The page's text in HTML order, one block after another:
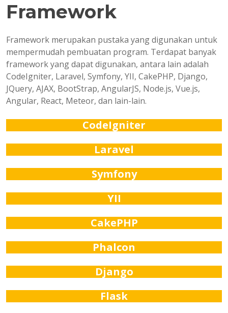
Framework
Framework merupakan pustaka yang digunakan untuk
mempermudah pembuatan program. Terdapat banyak
framework yang dapat digunakan, antara lain adalah
CodeIgniter, Laravel, Symfony, YII, CakePHP, Django,
JQuery, AJAX, BootStrap, AngularJS, Node.js, Vue.js,
Angular, React, Meteor, dan lain-lain.
CodeIgniter
Laravel
Symfony
YII
CakePHP
Phalcon
Django
Flask